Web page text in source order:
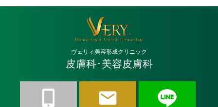
ヴェリィ美容形成クリニック
皮膚科･美容皮膚科